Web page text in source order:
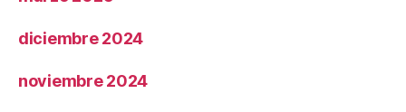
diciembre 2024
noviembre 2024